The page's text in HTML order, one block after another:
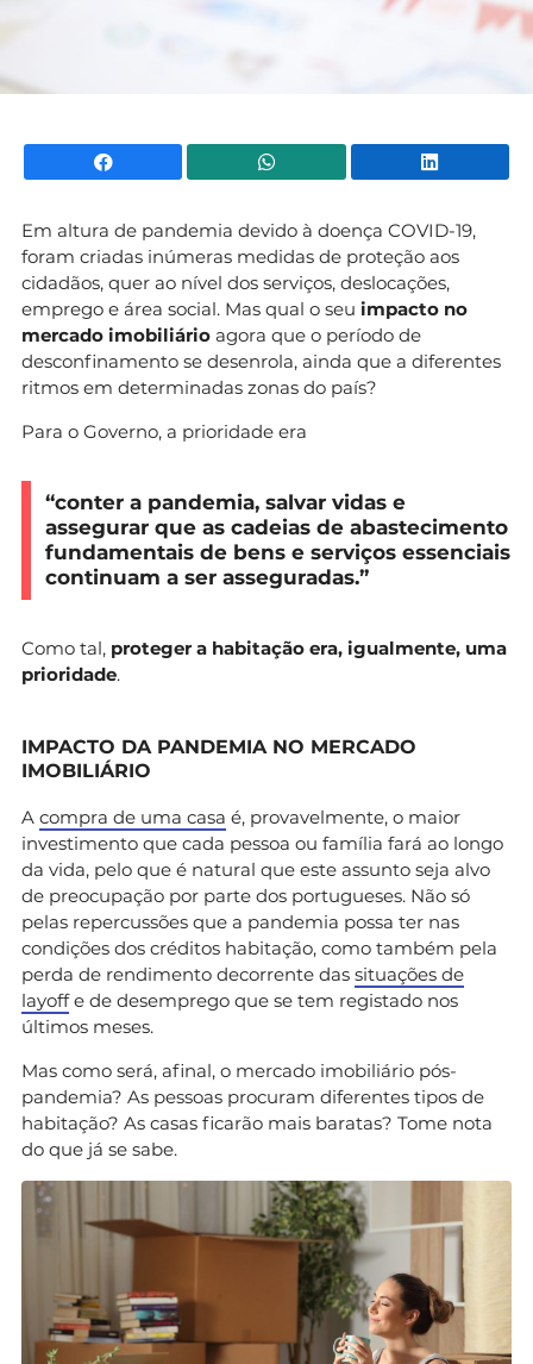
Facebook WhatsApp
Em altura de pandemia devido à doença COVID-19,
foram criadas inúmeras medidas de proteção aos
cidadãos, quer ao nível dos serviços, deslocações,
emprego e área social. Mas qual o seu impacto no
mercado imobiliário agora que o período de
desconfinamento se desenrola, ainda que a diferentes
ritmos em determinadas zonas do país?
Para o Governo, a prioridade era
“conter a pandemia, salvar vidas e
assegurar que as cadeias de abastecimento
fundamentais de bens e serviços essenciais
continuam a ser asseguradas.”
Como tal, proteger a habitação era, igualmente, uma
prioridade.
IMPACTO DA PANDEMIA NO MERCADO
IMOBILIÁRIO
A compra de uma casa é, provavelmente, o maior
investimento que cada pessoa ou família fará ao longo
da vida, pelo que é natural que este assunto seja alvo
de preocupação por parte dos portugueses. Não só
pelas repercussões que a pandemia possa ter nas
condições dos créditos habitação, como também pela
perda de rendimento decorrente das situações de
layoffe de desemprego que se tem registado nos
últimos meses.
Mas como será, afinal, o mercado imobiliário pós-
pandemia? As pessoas procuram diferentes tipos de
habitação? As casas ficarão mais baratas? Tome nota
do que já se sabe.